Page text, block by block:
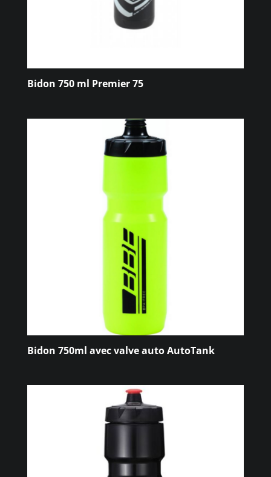
Bidon 750 ml Premier 75
Bidon 750ml avec valve auto AutoTank